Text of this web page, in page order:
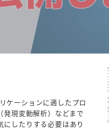
ケーションに適したプロ
発現変動解析）などまで
したりする必要はあり